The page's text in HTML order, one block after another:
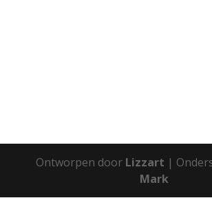
Ontworpen door Lizzart |
Mark